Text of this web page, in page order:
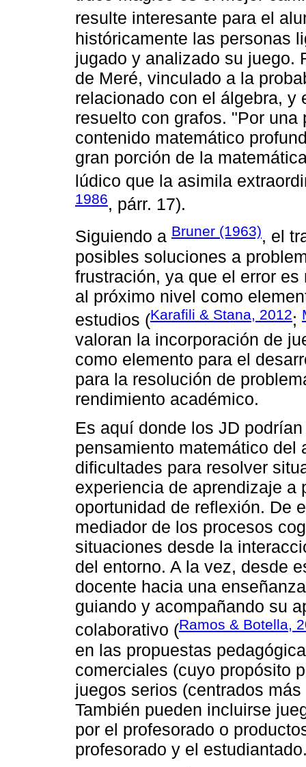
resulte interesante para el
históricamente las personas
jugado y analizado su juego.
de Meré, vinculado a la
relacionado con el álgebra, y
resuelto con grafos. "Por
contenido matemático
gran porción de la
lúdico que la asimila
1986, párr. 17).
Siguiendo a Bruner (1963), el
posibles soluciones a
frustración, ya que el error
al próximo nivel como
estudios (Karafili & Stana, 2012;
valoran la incorporación de
como elemento para el
para la resolución de
rendimiento académico.
Es aquí donde los JD
pensamiento matemático del
dificultades para resolver
experiencia de aprendizaje a
oportunidad de reflexión. De
mediador de los procesos
situaciones desde la
del entorno. A la vez, desde
docente hacia una
guiando y acompañando su
colaborativo (Ramos & Botella,
en las propuestas
comerciales (cuyo propósito
juegos serios (centrados
También pueden incluirse
por el profesorado o
profesorado y el